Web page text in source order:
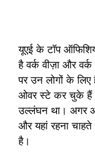
यूएई के टॉप
है वर्क वीज़ा और
पर उन लोगों के
ओवर स्टे कर चुके हैं
उल्लंघन था। अगर
और यहां रहना
है।